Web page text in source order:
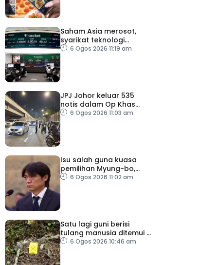
Saham Asia merosot,
syarikat teknologi
kembali tertekan
6 Ogos 2026 11:19 am
JPJ Johor keluar 535
notis dalam Op Khas
Teknikal, Lampu HID
6 Ogos 2026 11:03 am
Isu salah guna kuasa
pemilihan Myung-bo,
polis gempur pejabat KFA
6 Ogos 2026 11:02 am
Satu lagi guni berisi
tulang manusia ditemui di
Behor Mali, disiasat
6 Ogos 2026 10:46 am